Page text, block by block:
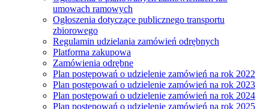
umowach ramowych
Ogłoszenia dotyczące publicznego transportu
zbiorowego
Regulamin udzielania zamówień odrębnych
Platforma zakupowa
Zamówienia odrębne
Plan postępowań o udzielenie zamówień na rok 2022
Plan postępowań o udzielenie zamówień na rok 2023
Plan postępowań o udzielenie zamówień na rok 2024
Plan postępowań o udzielenie zamówień na rok 2025